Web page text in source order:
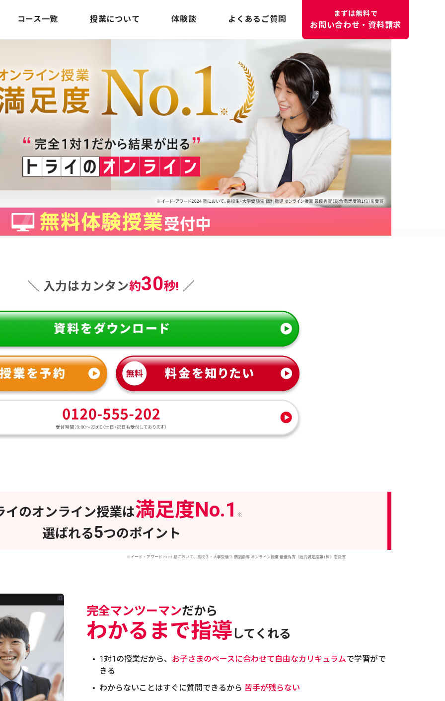
コース一覧 授業について 体験談 よくあるご質問
まずは無料で
お問い合わせ・資料請求
＼ 入力はカンタン約30秒! ／
イのオンライン授業は満足度No.1 ※
選ばれる5つのポイント
※イード・アワード2023 塾において、高校生・大学受験生 個別指導 オンライン授業 最優秀賞（総合満足度第1位）を受賞
完全マンツーマンだから
わかるまで指導してくれる
1対1の授業だから、 お子さまのペースに合わせて自由なカリキュラムで学習がで
きる
わからないことはすぐに質問できるから 苦手が残らない